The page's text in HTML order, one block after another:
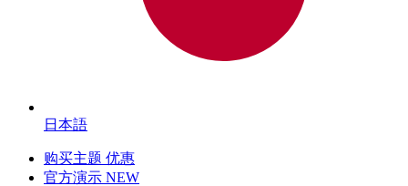
日本語
购买主题 优惠
官方演示 NEW